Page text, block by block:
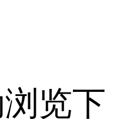
览下